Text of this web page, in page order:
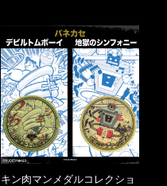
特典 】KIN(金)肉メダル(非売
品)付
キン肉マンメダルコレクショ